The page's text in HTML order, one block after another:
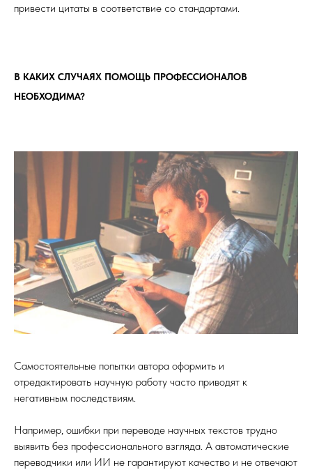
привести цитаты в соответствие со стандартами.
В КАКИХ СЛУЧАЯХ ПОМОЩЬ ПРОФЕССИОНАЛОВ
НЕОБХОДИМА?
Самостоятельные попытки автора оформить и
отредактировать научную работу часто приводят к
негативным последствиям.
Например, ошибки при переводе научных текстов трудно
выявить без профессионального взгляда. А автоматические
переводчики или ИИ не гарантируют качество и не отвечают